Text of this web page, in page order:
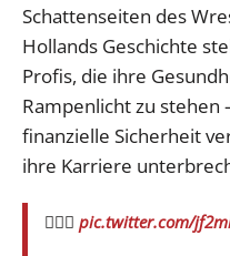
Schattenseiten des
Hollands Geschichte
Profis, die ihre
Rampenlicht zu stehen
finanzielle Sicherheit
ihre Karriere
🤦🏻‍♂️ pic.twitter.com/